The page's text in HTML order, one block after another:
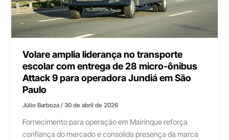
Volare amplia liderança no transporte
escolar com entrega de 28 micro-ônibus
Attack 9 para operadora Jundiá em São
Paulo
Júlio Barboza/30 de abril de 2026
Fornecimento para operação em Mairinque reforça
confiança do mercado e consolida presença da marca